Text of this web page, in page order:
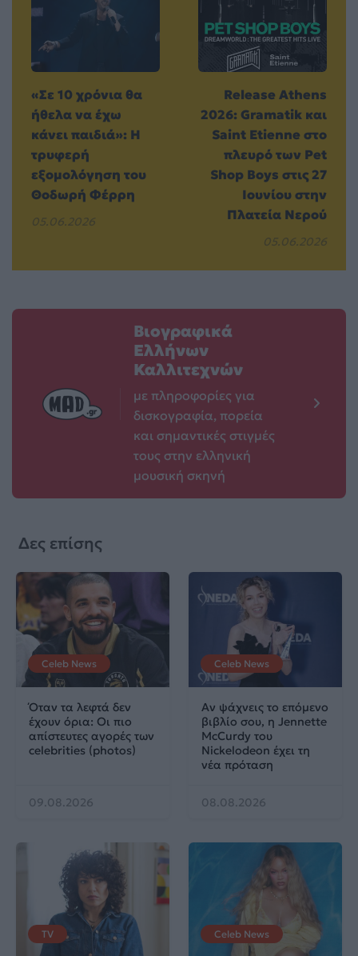
«Σε 10 χρόνια θα
ήθελα να έχω
κάνει παιδιά»: Η
τρυφερή
εξομολόγηση του
Θοδωρή Φέρρη
05.06.2026
Release Athens
2026: Gramatik και
Saint Etienne στο
πλευρό των Pet
Shop Boys στις 27
Ιουνίου στην
Πλατεία Νερού
05.06.2026
Βιογραφικά
Ελλήνων
Καλλιτεχνών
με πληροφορίες για
δισκογραφία, πορεία
και σημαντικές στιγμές
τους στην ελληνική
μουσική σκηνή
Δες επίσης
Celeb News
Όταν τα λεφτά δεν
έχουν όρια: Οι πιο
απίστευτες αγορές των
celebrities (photos)
09.08.2026
Celeb News
Αν ψάχνεις το επόμενο
βιβλίο σου, η Jennette
McCurdy του
Nickelodeon έχει τη
νέα πρόταση
08.08.2026
TV Celeb News